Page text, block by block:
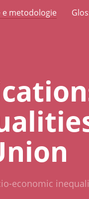
e metodologie
economic